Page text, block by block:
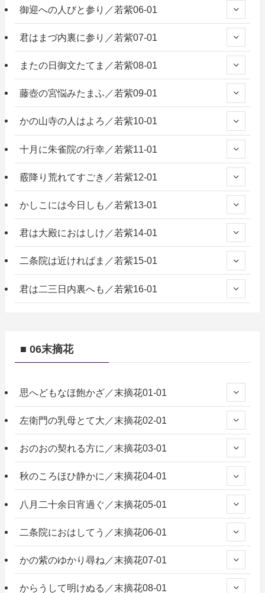
御迎への人びと参り／若紫06-01
君はまづ内裏に参り／若紫07-01
またの日御文たてま／若紫08-01
藤壺の宮悩みたまふ／若紫09-01
かの山寺の人はよろ／若紫10-01
十月に朱雀院の行幸／若紫11-01
霰降り荒れてすごき／若紫12-01
かしこには今日しも／若紫13-01
君は大殿におはしけ／若紫14-01
二条院は近ければま／若紫15-01
君は二三日内裏へも／若紫16-01
■ 06末摘花
思へどもなほ飽かざ／末摘花01-01
左衛門の乳母とて大／末摘花02-01
おのおの契れる方に／末摘花03-01
秋のころほひ静かに／末摘花04-01
八月二十余日宵過ぐ／末摘花05-01
二条院におはしてう／末摘花06-01
かの紫のゆかり尋ね／末摘花07-01
からうして明けぬる／末摘花08-01